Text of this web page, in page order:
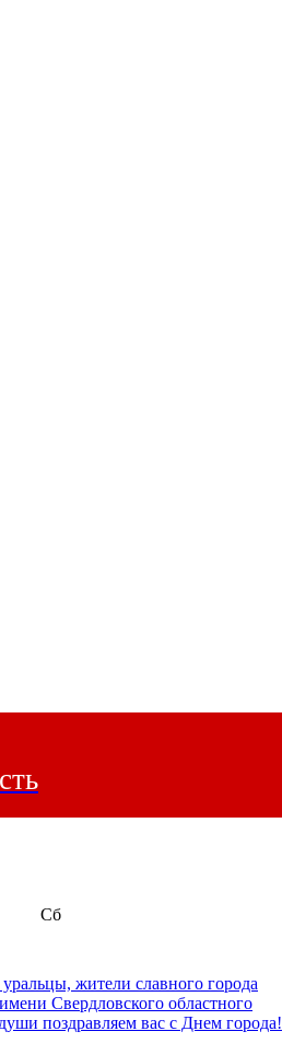
Сб
жители славного города
Свердловского областного
поздравляем вас с Днем города!